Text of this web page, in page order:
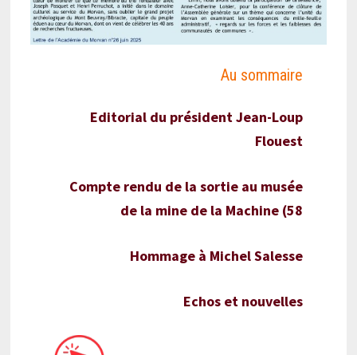
Au sommaire
Editorial du président Jean-Loup
Flouest
Compte rendu de la sortie au musée
de la mine de la Machine (58
Hommage à Michel Salesse
Echos et nouvelles